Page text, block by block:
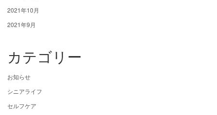
2021年10月
2021年9月
カテゴリー
お知らせ
シニアライフ
セルフケア